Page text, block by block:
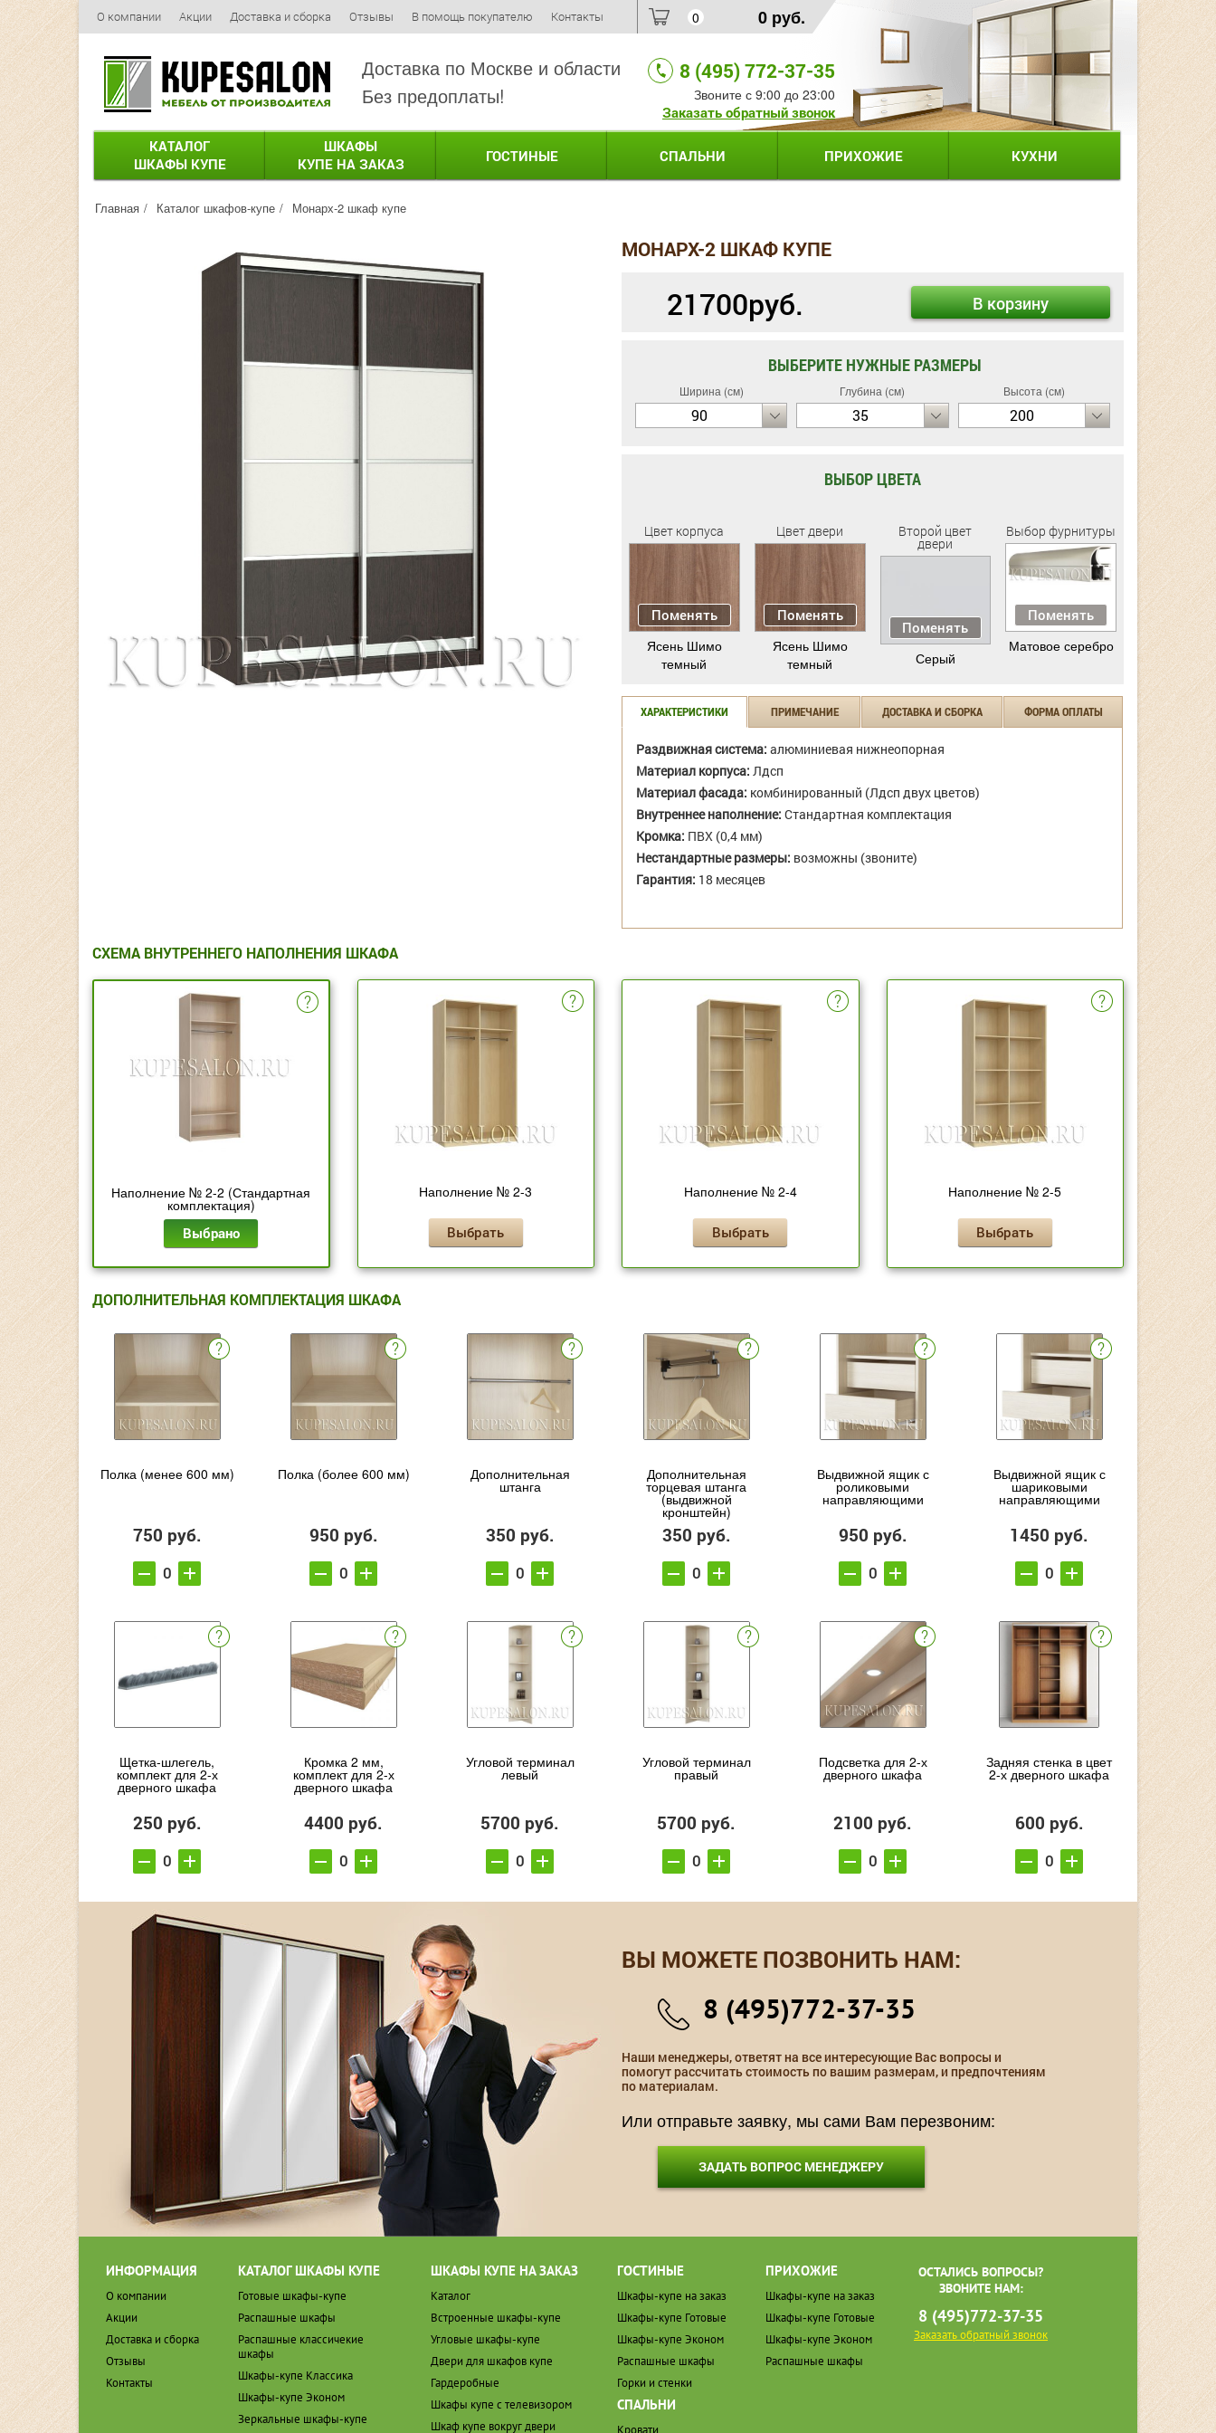
О компании Акции Доставка и сборка Отзывы В помощь покупателю Контакты 0 0 руб.
Доставка по Москве и области
Без предоплаты!
8 (495) 772-37-35
Звоните с 9:00 до 23:00
Заказать обратный звонок
КАТАЛОГ
ШКАФЫ КУПЕ
ШКАФЫ
КУПЕ НА ЗАКАЗ
ГОСТИНЫЕ СПАЛЬНИ ПРИХОЖИЕ КУХНИ
Главная Каталог шкафов-купе Монарх-2 шкаф купе
МОНАРХ-2 ШКАФ КУПЕ
21700руб. В корзину
ВЫБЕРИТЕ НУЖНЫЕ РАЗМЕРЫ
Ширина (см)
90
Глубина (см)
35
Высота (см)
200
ВЫБОР ЦВЕТА
Цвет корпуса
Поменять
Ясень Шимо
темный
Цвет двери
Поменять
Ясень Шимо
темный
Второй цвет
двери
Поменять
Серый
Выбор фурнитуры
Поменять
Матовое серебро
ХАРАКТЕРИСТИКИ ПРИМЕЧАНИЕ ДОСТАВКА И СБОРКА ФОРМА ОПЛАТЫ
Раздвижная система: алюминиевая нижнеопорная
Материал корпуса: Лдсп
Материал фасада: комбинированный (Лдсп двух цветов)
Внутреннее наполнение: Стандартная комплектация
Кромка: ПВХ (0,4 мм)
Нестандартные размеры: возможны (звоните)
Гарантия: 18 месяцев
СХЕМА ВНУТРЕННЕГО НАПОЛНЕНИЯ ШКАФА
Наполнение № 2-2 (Стандартная
комплектация)
Выбрано
Наполнение № 2-3
Выбрать
Наполнение № 2-4
Выбрать
Наполнение № 2-5
Выбрать
ДОПОЛНИТЕЛЬНАЯ КОМПЛЕКТАЦИЯ ШКАФА
Полка (менее 600 мм)
750 руб.
Полка (более 600 мм)
950 руб.
Дополнительная
штанга
350 руб.
Дополнительная
торцевая штанга
(выдвижной
кронштейн)
350 руб.
Выдвижной ящик с
роликовыми
направляющими
950 руб.
Выдвижной ящик с
шариковыми
направляющими
1450 руб.
Щетка-шлегель,
комплект для 2-х
дверного шкафа
250 руб.
Кромка 2 мм,
комплект для 2-х
дверного шкафа
4400 руб.
Угловой терминал
левый
5700 руб.
Угловой терминал
правый
5700 руб.
Подсветка для 2-х
дверного шкафа
2100 руб.
Задняя стенка в цвет
2-х дверного шкафа
600 руб.
ВЫ МОЖЕТЕ ПОЗВОНИТЬ НАМ:
8 (495)772-37-35
Наши менеджеры, ответят на все интересующие Вас вопросы и
помогут рассчитать стоимость по вашим размерам, и предпочтениям
по материалам.
Или отправьте заявку, мы сами Вам перезвоним:
ЗАДАТЬ ВОПРОС МЕНЕДЖЕРУ
ИНФОРМАЦИЯ
О компании
Акции
Доставка и сборка
Отзывы
Контакты
КАТАЛОГ ШКАФЫ КУПЕ
Готовые шкафы-купе
Распашные шкафы
Распашные классичекие
шкафы
Шкафы-купе Классика
Шкафы-купе Эконом
Зеркальные шкафы-купе
ШКАФЫ КУПЕ НА ЗАКАЗ
Каталог
Встроенные шкафы-купе
Угловые шкафы-купе
Двери для шкафов купе
Гардеробные
Шкафы купе с телевизором
Шкаф купе вокруг двери
ГОСТИНЫЕ
Шкафы-купе на заказ
Шкафы-купе Готовые
Шкафы-купе Эконом
Распашные шкафы
Горки и стенки
СПАЛЬНИ
Кровати
ПРИХОЖИЕ
Шкафы-купе на заказ
Шкафы-купе Готовые
Шкафы-купе Эконом
Распашные шкафы
ОСТАЛИСЬ ВОПРОСЫ?
ЗВОНИТЕ НАМ:
8 (495)772-37-35
Заказать обратный звонок